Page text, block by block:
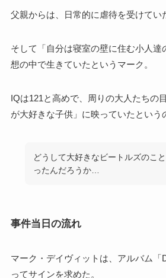
父親からは、日常的に虐待を受けてい
そして「自分は寝室の壁に住む小人達
想の中で生きていたというマーク。
IQは121と高めで、周りの大人たちの
が大好きな子供」に映っていたという
どうして大好きなビートルズのこ
ったんだろうか…
事件当日の流れ
マーク・デイヴィットは、アルバム「
ってサインを求めた。